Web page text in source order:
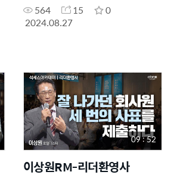
564 15
0
2024.08.27
09 : 52
이상원RM-리더환영사